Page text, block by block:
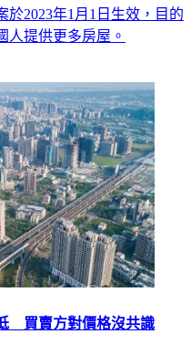
2023年1月1日生效，目的
人提供更多房屋。
買賣方對價格沒共識